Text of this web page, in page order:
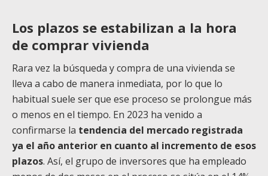
Los plazos se estabilizan a la hora
de comprar vivienda
Rara vez la búsqueda y compra de una vivienda se
lleva a cabo de manera inmediata, por lo que lo
habitual suele ser que ese proceso se prolongue más
o menos en el tiempo. En 2023 ha venido a
confirmarse la tendencia del mercado registrada
ya el año anterior en cuanto al incremento de esos
plazos. Así, el grupo de inversores que ha empleado